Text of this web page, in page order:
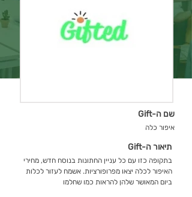
שם ה-Gift
איפור כלה
תיאור ה-Gift
בתקופה כזו עם כל עניין החתונות בנוסח חדש, מחירי
האיפור לכלה יצאו מפרופורציות. אשמח לעזור לכלות
ביום המאושר שלהן להראות כמו שחלמו